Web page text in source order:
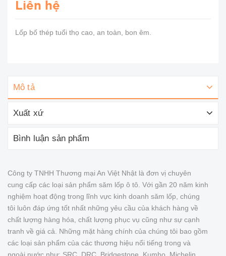
Liên hệ
Lốp bố thép tuổi thọ cao, an toàn, bon êm.
Mô tả
Xuất xứ
Bình luận sản phẩm
Công ty TNHH Thương mại An Việt Nhật là đơn vị chuyên
cung cấp các loại sản phẩm săm lốp ô tô. Với gần 20 năm kinh
nghiệm hoạt động trong lĩnh vực kinh doanh săm lốp, chúng
tôi luôn đáp ứng tốt nhất những yêu cầu của khách hàng về
chất lượng hàng hóa, chất lượng phục vụ cũng như sự cạnh
tranh về giá cả. Những mặt hàng chính của chúng tôi bao gồm
các loại sản phẩm của các thương hiệu nổi tiếng trong và